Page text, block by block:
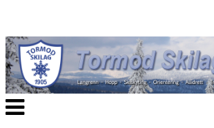
Veksle
navigasjon